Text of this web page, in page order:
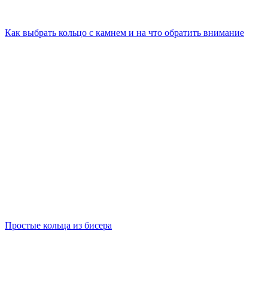
Как выбрать кольцо с камнем и на что обратить внимание
Простые кольца из бисера